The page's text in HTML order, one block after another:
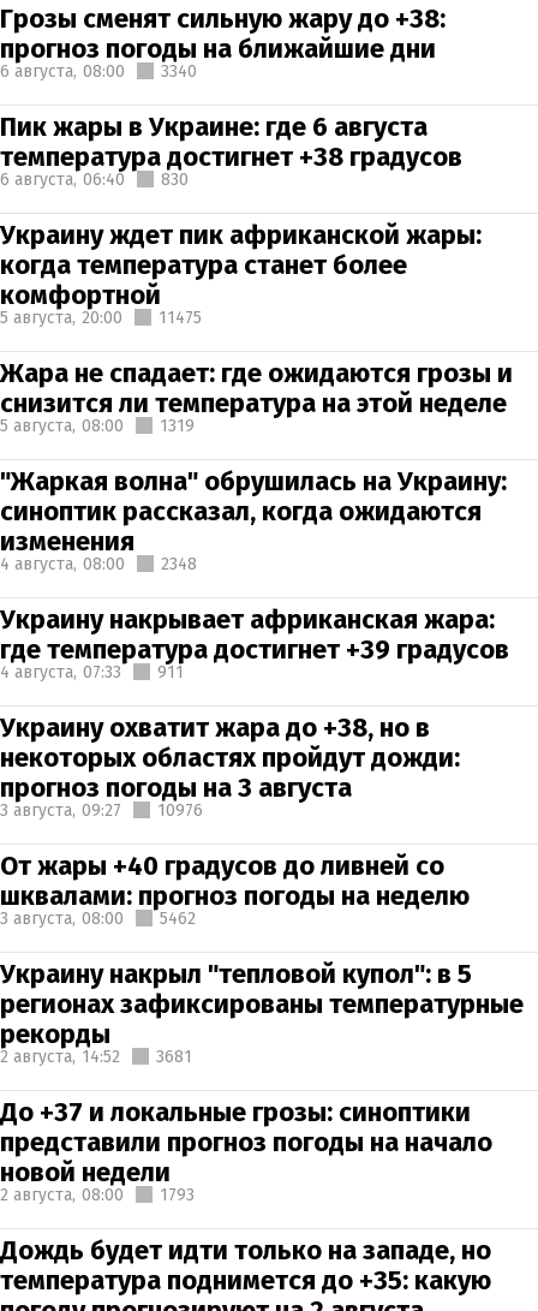
Грозы сменят сильную жару до +38:
прогноз погоды на ближайшие дни
6 августа, 08:00 3340
Пик жары в Украине: где 6 августа
температура достигнет +38 градусов
6 августа, 06:40 830
Украину ждет пик африканской жары:
когда температура станет более
комфортной
5 августа, 20:00 11475
Жара не спадает: где ожидаются грозы и
снизится ли температура на этой неделе
5 августа, 08:00 1319
"Жаркая волна" обрушилась на Украину:
синоптик рассказал, когда ожидаются
изменения
4 августа, 08:00 2348
Украину накрывает африканская жара:
где температура достигнет +39 градусов
4 августа, 07:33 911
Украину охватит жара до +38, но в
некоторых областях пройдут дожди:
прогноз погоды на 3 августа
3 августа, 09:27 10976
От жары +40 градусов до ливней со
шквалами: прогноз погоды на неделю
3 августа, 08:00 5462
Украину накрыл "тепловой купол": в 5
регионах зафиксированы температурные
рекорды
2 августа, 14:52 3681
До +37 и локальные грозы: синоптики
представили прогноз погоды на начало
новой недели
2 августа, 08:00 1793
Дождь будет идти только на западе, но
температура поднимется до +35: какую